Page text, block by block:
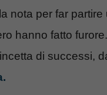
nota per far
hanno fatto
di successi,